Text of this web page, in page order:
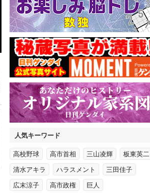
人気キーワード
高校野球 高市首相 三山凌輝 板東英二
清水アキラ ハラスメント 三田佳子
広末涼子 高市政権 巨人